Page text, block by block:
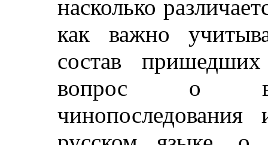
насколько
как важно
состав
вопрос о